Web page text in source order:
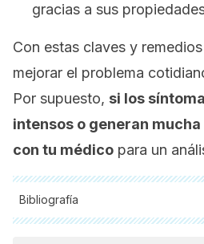
gracias a sus
Con estas claves y
mejorar el problema
Por supuesto, si los
intensos o generan
con tu médico para un
Bibliografía
Todas las fuentes citadas fueron